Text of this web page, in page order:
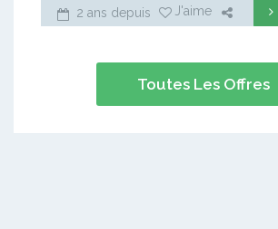
2 ans depuis J'aime
Toutes Les Offres